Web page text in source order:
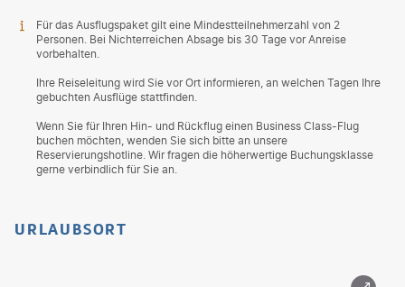
Für das Ausflugspaket gilt eine Mindestteilnehmerzahl von 2
Personen. Bei Nichterreichen Absage bis 30 Tage vor Anreise
vorbehalten.
Ihre Reiseleitung wird Sie vor Ort informieren, an welchen Tagen Ihre
gebuchten Ausflüge stattfinden.
Wenn Sie für Ihren Hin- und Rückflug einen Business Class-Flug
buchen möchten, wenden Sie sich bitte an unsere
Reservierungshotline. Wir fragen die höherwertige Buchungsklasse
gerne verbindlich für Sie an.
URLAUBSORT